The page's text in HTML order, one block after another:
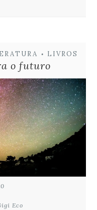
• LIVROS
o futuro
Eco